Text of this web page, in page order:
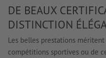
DE BEAUX
DISTINCTION
Les belles prestations
compétitions sportives ou de